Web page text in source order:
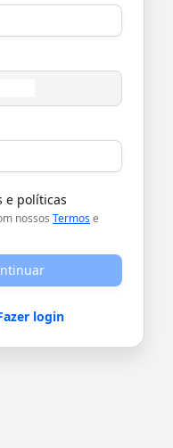
e políticas
nossos Termose
login